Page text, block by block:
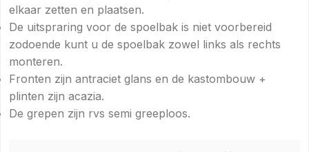
elkaar zetten en plaatsen.
De uitspraring voor de spoelbak is niet voorbereid
zodoende kunt u de spoelbak zowel links als rechts
monteren.
Fronten zijn antraciet glans en de kastombouw +
plinten zijn acazia.
De grepen zijn rvs semi greeploos.